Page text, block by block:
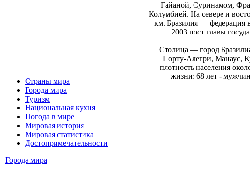
Страны мира
Города мира
Туризм
Национальная кухня
Погода в мире
Мировая история
Мировая статистика
Достопримечательности
Города мира
Гайаной, Суринамом,
Колумбией. На севере и
км. Бразилия — федерация в
2003 пост главы
Столица — город
Порту-Алегри, Манаус,
плотность населения
жизни: 68 лет -